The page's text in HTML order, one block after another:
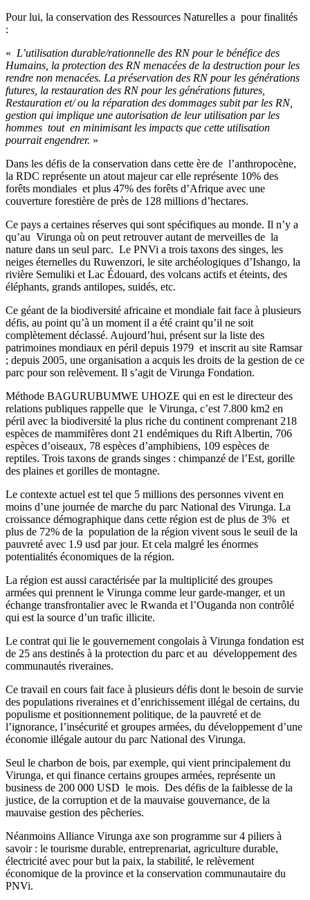
Pour lui, la conservation des Ressources Naturelles a pour finalités
:
« L’utilisation durable/rationnelle des RN pour le bénéfice des
Humains, la protection des RN menacées de la destruction pour les
rendre non menacées. La préservation des RN pour les générations
futures, la restauration des RN pour les générations futures,
Restauration et/ ou la réparation des dommages subit par les RN,
gestion qui implique une autorisation de leur utilisation par les
hommes tout en minimisant les impacts que cette utilisation
pourrait engendrer. »
Dans les défis de la conservation dans cette ère de l’anthropocène,
la RDC représente un atout majeur car elle représente 10% des
forêts mondiales et plus 47% des forêts d’Afrique avec une
couverture forestière de près de 128 millions d’hectares.
Ce pays a certaines réserves qui sont spécifiques au monde. Il n’y a
qu’au Virunga où on peut retrouver autant de merveilles de la
nature dans un seul parc. Le PNVi a trois taxons des singes, les
neiges éternelles du Ruwenzori, le site archéologiques d’Ishango, la
rivière Semuliki et Lac Édouard, des volcans actifs et éteints, des
éléphants, grands antilopes, suidés, etc.
Ce géant de la biodiversité africaine et mondiale fait face à plusieurs
défis, au point qu’à un moment il a été craint qu’il ne soit
complètement déclassé. Aujourd’hui, présent sur la liste des
patrimoines mondiaux en péril depuis 1979 et inscrit au site Ramsar
; depuis 2005, une organisation a acquis les droits de la gestion de ce
parc pour son relèvement. Il s’agit de Virunga Fondation.
Méthode BAGURUBUMWE UHOZE qui en est le directeur des
relations publiques rappelle que le Virunga, c’est 7.800 km2 en
péril avec la biodiversité la plus riche du continent comprenant 218
espèces de mammifères dont 21 endémiques du Rift Albertin, 706
espèces d’oiseaux, 78 espèces d’amphibiens, 109 espèces de
reptiles. Trois taxons de grands singes : chimpanzé de l’Est, gorille
des plaines et gorilles de montagne.
Le contexte actuel est tel que 5 millions des personnes vivent en
moins d’une journée de marche du parc National des Virunga. La
croissance démographique dans cette région est de plus de 3% et
plus de 72% de la population de la région vivent sous le seuil de la
pauvreté avec 1.9 usd par jour. Et cela malgré les énormes
potentialités économiques de la région.
La région est aussi caractérisée par la multiplicité des groupes
armées qui prennent le Virunga comme leur garde-manger, et un
échange transfrontalier avec le Rwanda et l’Ouganda non contrôlé
qui est la source d’un trafic illicite.
Le contrat qui lie le gouvernement congolais à Virunga fondation est
de 25 ans destinés à la protection du parc et au développement des
communautés riveraines.
Ce travail en cours fait face à plusieurs défis dont le besoin de survie
des populations riveraines et d’enrichissement illégal de certains, du
populisme et positionnement politique, de la pauvreté et de
l’ignorance, l’insécurité et groupes armées, du développement d’une
économie illégale autour du parc National des Virunga.
Seul le charbon de bois, par exemple, qui vient principalement du
Virunga, et qui finance certains groupes armées, représente un
business de 200 000 USD le mois. Des défis de la faiblesse de la
justice, de la corruption et de la mauvaise gouvernance, de la
mauvaise gestion des pêcheries.
Néanmoins Alliance Virunga axe son programme sur 4 piliers à
savoir : le tourisme durable, entreprenariat, agriculture durable,
électricité avec pour but la paix, la stabilité, le relèvement
économique de la province et la conservation communautaire du
PNVi.